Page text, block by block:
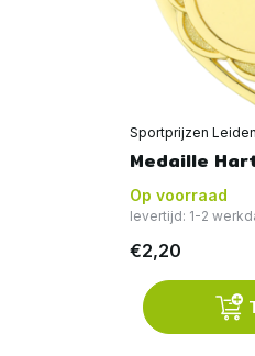
Sportprijzen Leiden
Medaille
Op voorraad
levertijd: 1-2
€2,20